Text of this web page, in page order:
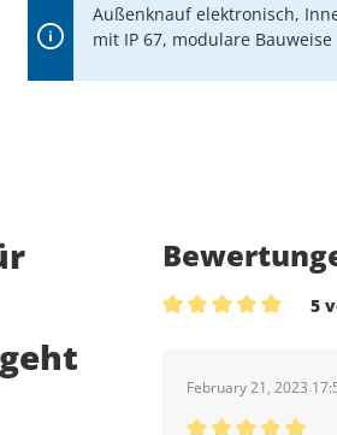
Außenknauf elektronisch,
mit IP 67, modulare Bauweise
5
February 21, 2023